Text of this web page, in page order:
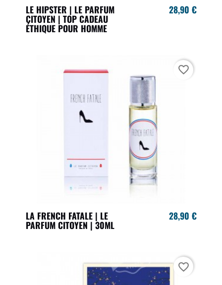
LE HIPSTER | LE PARFUM
CITOYEN | TOP CADEAU
ÉTHIQUE POUR HOMME
28,90 €
LA FRENCH FATALE | LE
PARFUM CITOYEN | 30ML
28,90 €
favorite_border
favorite_border